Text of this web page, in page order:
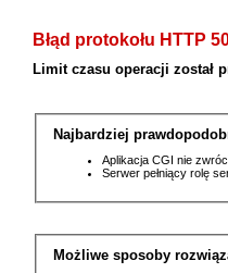
Błąd protokołu HTTP
Limit czasu operacji został
Najbardziej
Aplikacja CGI nie
Serwer pełniący rolę
Możliwe sposoby